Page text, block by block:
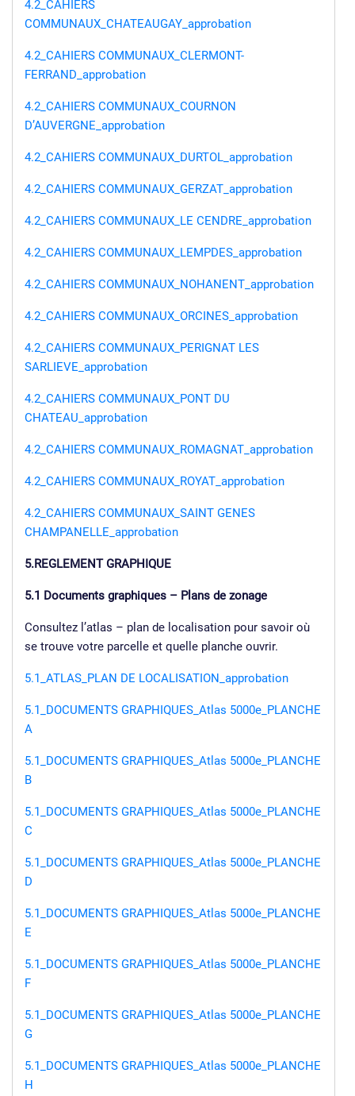
4.2_CAHIERS
COMMUNAUX_CHATEAUGAY_approbation
4.2_CAHIERS COMMUNAUX_CLERMONT-
FERRAND_approbation
4.2_CAHIERS COMMUNAUX_COURNON
D’AUVERGNE_approbation
4.2_CAHIERS COMMUNAUX_DURTOL_approbation
4.2_CAHIERS COMMUNAUX_GERZAT_approbation
4.2_CAHIERS COMMUNAUX_LE CENDRE_approbation
4.2_CAHIERS COMMUNAUX_LEMPDES_approbation
4.2_CAHIERS COMMUNAUX_NOHANENT_approbation
4.2_CAHIERS COMMUNAUX_ORCINES_approbation
4.2_CAHIERS COMMUNAUX_PERIGNAT LES
SARLIEVE_approbation
4.2_CAHIERS COMMUNAUX_PONT DU
CHATEAU_approbation
4.2_CAHIERS COMMUNAUX_ROMAGNAT_approbation
4.2_CAHIERS COMMUNAUX_ROYAT_approbation
4.2_CAHIERS COMMUNAUX_SAINT GENES
CHAMPANELLE_approbation
5.REGLEMENT GRAPHIQUE
5.1 Documents graphiques – Plans de zonage
Consultez l’atlas – plan de localisation pour savoir où
se trouve votre parcelle et quelle planche ouvrir.
5.1_ATLAS_PLAN DE LOCALISATION_approbation
5.1_DOCUMENTS GRAPHIQUES_Atlas 5000e_PLANCHE
A
5.1_DOCUMENTS GRAPHIQUES_Atlas 5000e_PLANCHE
B
5.1_DOCUMENTS GRAPHIQUES_Atlas 5000e_PLANCHE
C
5.1_DOCUMENTS GRAPHIQUES_Atlas 5000e_PLANCHE
D
5.1_DOCUMENTS GRAPHIQUES_Atlas 5000e_PLANCHE
E
5.1_DOCUMENTS GRAPHIQUES_Atlas 5000e_PLANCHE
F
5.1_DOCUMENTS GRAPHIQUES_Atlas 5000e_PLANCHE
G
5.1_DOCUMENTS GRAPHIQUES_Atlas 5000e_PLANCHE
H